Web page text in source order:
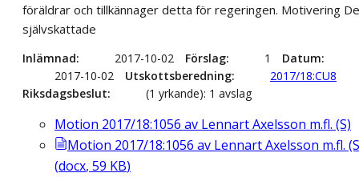
föräldrar och tillkännager detta för regeringen. Motivering
självskattade
Inlämnad 2017-10-02 Förslag 1
Datum
2017-10-02
Utskottsberedning
2017/18:CU8
Riksdagsbeslut
(1 yrkande): 1 avslag
Motion 2017/18:1056 av Lennart Axelsson m.fl. (S)
Motion 2017/18:1056 av Lennart Axelsson m.fl.
(docx, 59 KB)